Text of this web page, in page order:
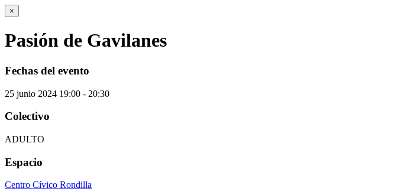
×
Pasión de Gavilanes
Fechas del evento
25 junio 2024 19:00 - 20:30
Colectivo
ADULTO
Espacio
Centro Cívico Rondilla